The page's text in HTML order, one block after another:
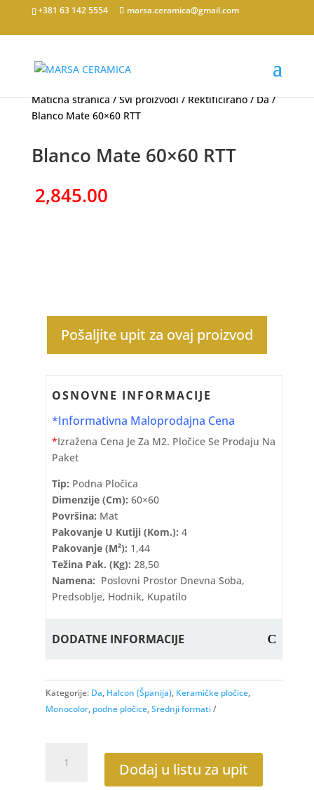
+381 63 142 5554 marsa.ceramica@gmail.com
Matična stranica/Svi proizvodi/Rektificirano/Da/
Blanco Mate 60×60 RTT
Blanco Mate 60×60 RTT
2,845.00
Pošaljite upit za ovaj proizvod
OSNOVNE INFORMACIJE
*Informativna Maloprodajna Cena
*Izražena Cena Je Za M2. Pločice Se Prodaju Na
Paket
Tip: Podna Pločica
Dimenzije (cm): 60×60
Površina: Mat
Pakovanje U Kutiji (kom.): 4
Pakovanje (m²): 1,44
Težina Pak. (kg): 28,50
Namena: Poslovni Prostor Dnevna Soba,
Predsoblje, Hodnik, Kupatilo
DODATNE INFORMACIJE
Kategorije: Da, Halcon (Španija), Keramičke pločice,
Monocolor, podne pločice,Srednji formati
Mate
Dodaj u listu za upit